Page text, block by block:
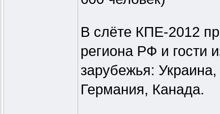
В слёте КПЕ-2012
региона РФ и гости
зарубежья:
Германия, Канада.